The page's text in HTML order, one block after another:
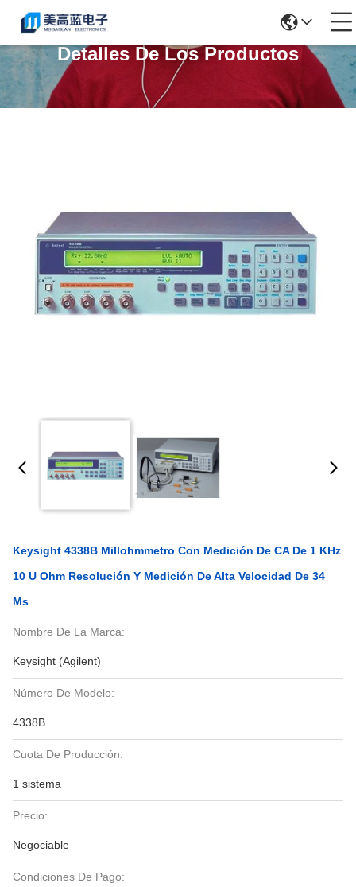
Detalles De Los Productos
Keysight 4338B Millohmmetro Con Medición De CA De 1 KHz
10 U Ohm Resolución Y Medición De Alta Velocidad De 34
Ms
Nombre De La Marca:
Keysight (Agilent)
Número De Modelo:
4338B
Cuota De Producción:
1 sistema
Precio:
Negociable
Condiciones De Pago: